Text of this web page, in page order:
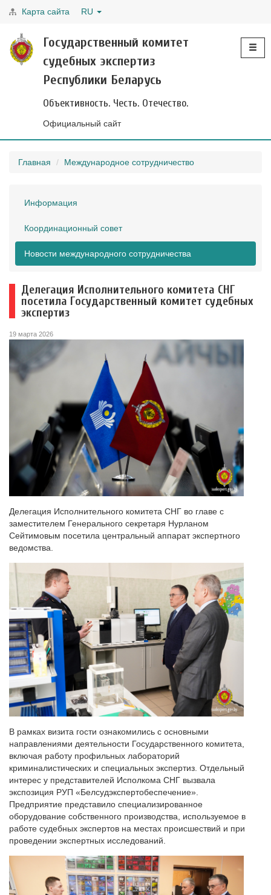
Карта сайта RU
Государственный комитет
судебных экспертиз
Республики Беларусь
Объективность. Честь. Отечество.
Официальный сайт
Главная Международное сотрудничество
Информация
Координационный совет
Новости международного сотрудничества
Делегация Исполнительного комитета СНГ
посетила Государственный комитет судебных
экспертиз
19 марта 2026
Делегация Исполнительного комитета СНГ во главе с
заместителем Генерального секретаря Нурланом
Сейтимовым посетила центральный аппарат экспертного
ведомства.
В рамках визита гости ознакомились с основными
направлениями деятельности Государственного комитета,
включая работу профильных лабораторий
криминалистических и специальных экспертиз. Отдельный
интерес у представителей Исполкома СНГ вызвала
экспозиция РУП «Белсудэкспертобеспечение».
Предприятие представило специализированное
оборудование собственного производства, используемое в
работе судебных экспертов на местах происшествий и при
проведении экспертных исследований.